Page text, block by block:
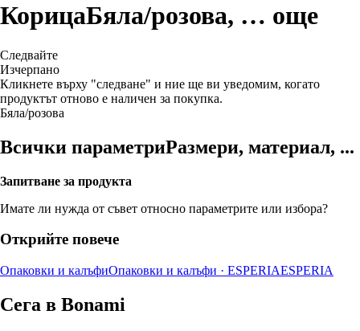
КорицаБяла/розова, … още
Следвайте
Изчерпанo
Кликнете върху "следване" и ние ще ви уведомим, когато
продуктът отново е наличен за покупка.
Бяла/розова
Всички параметриРазмери, материал, ...
Запитване за продукта
Имате ли нужда от съвет относно параметрите или избора?
Открийте повече
Опаковки и калъфиОпаковки и калъфи · ESPERIAESPERIA
Сега в Bonami